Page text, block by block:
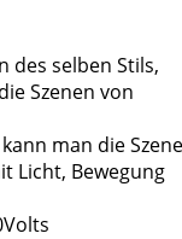
des selben Stils,
Szenen von
man die Szene
Licht, Bewegung